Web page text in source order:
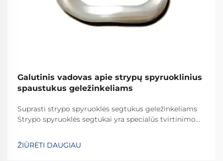
Galutinis vadovas apie strypų spyruoklinius
spaustukus geležinkeliams
Suprasti strypo spyruoklės segtukus geležinkeliams
Strypo spyruoklės segtukai yra specialūs tvirtinimo
pasaulyje esančiuose geležinkelių sistemose. Jie
užtikrina, kad bėgiai būtų tinkamai pritvirtinti, kad
ŽIŪRĖTI DAUGIAU